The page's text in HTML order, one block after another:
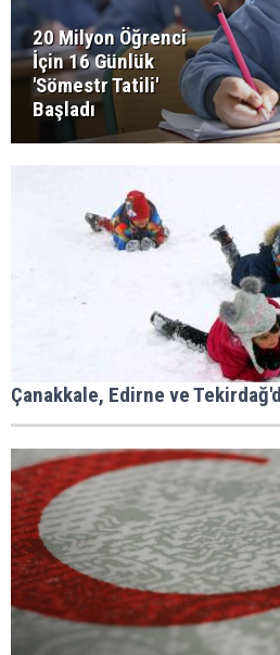
20 Milyon Öğrenci
İçin 16 Günlük
'Sömestr Tatili'
Başladı
Çanakkale, Edirne ve